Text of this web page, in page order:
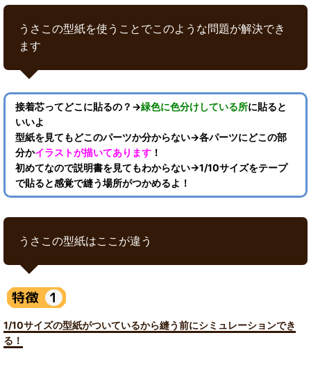
うさこの型紙を使うことでこのような問題が解決でき
ます
接着芯ってどこに貼るの？→緑色に色分けしている所に貼ると
いいよ
型紙を見てもどこのパーツか分からない→各パーツにどこの部
分かイラストが描いてあります ！
初めてなので説明書を見てもわからない→1/10サイズをテープ
で貼ると感覚で縫う場所がつかめるよ！
うさこの型紙はここが違う
1/10サイズの型紙がついているから縫う前にシミュレーションでき
る！